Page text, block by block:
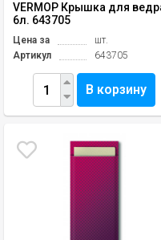
VERMOP Крышка для
6л. 643705
Цена за
шт.
Артикул
643705
В корзину